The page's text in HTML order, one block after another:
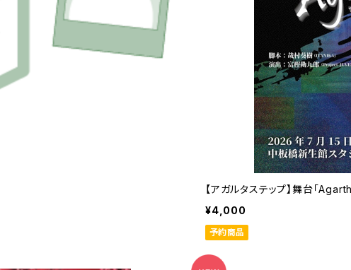
【アガルタステップ】舞台「
¥4,000
予約商品